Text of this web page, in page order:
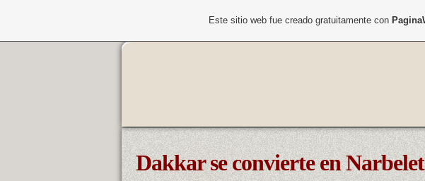
Dakkar se convierte en
Este sitio web fue creado gratuitamente con